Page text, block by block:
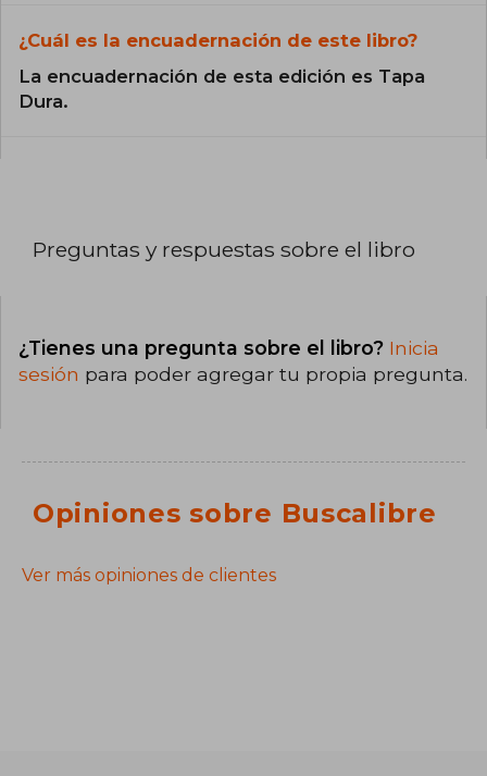
¿Cuál es la encuadernación de este libro?
La encuadernación de esta edición es Tapa
Dura.
Preguntas y respuestas sobre el libro
¿Tienes una pregunta sobre el libro? Inicia
sesión para poder agregar tu propia pregunta.
Opiniones sobre Buscalibre
Ver más opiniones de clientes